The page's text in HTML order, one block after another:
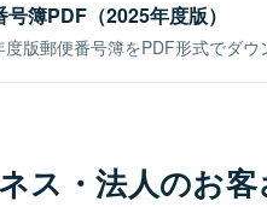
号簿PDF（2025年度版）
版郵便番号簿をPDF形式でダウ
ス・法人のお